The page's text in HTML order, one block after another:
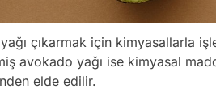
çıkarmak için kimyasallarla
avokado yağı ise kimyasal
elde edilir.